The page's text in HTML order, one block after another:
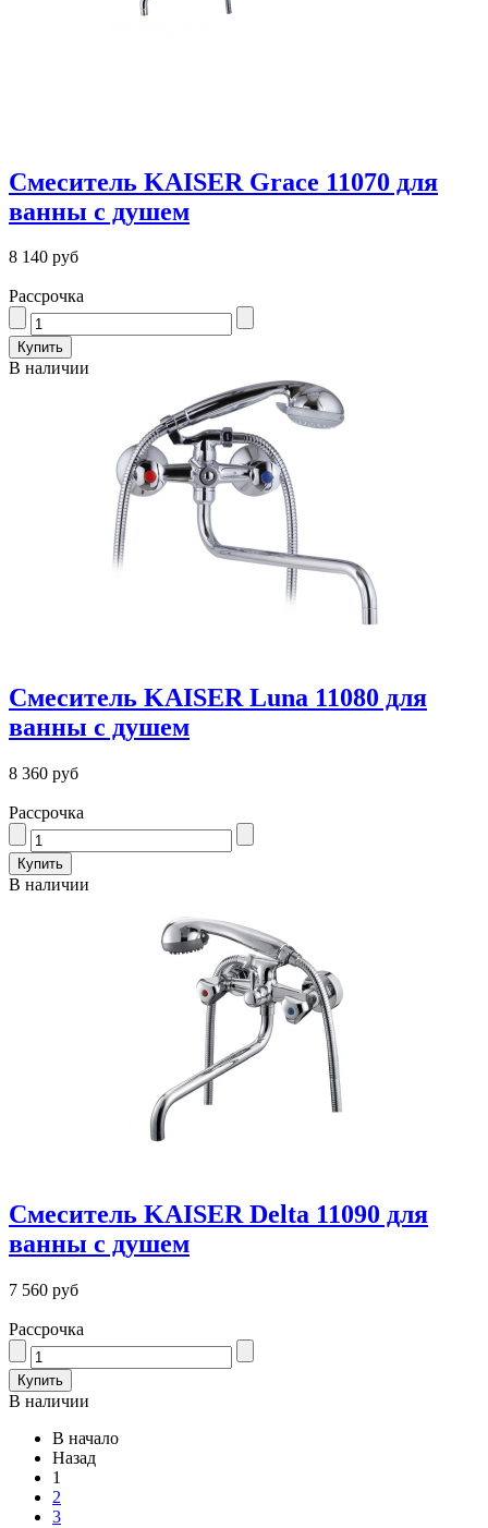
Смеситель KAISER Grace 11070 для
ванны с душем
8 140 руб
Рассрочка
В наличии
Смеситель KAISER Luna 11080 для
ванны с душем
8 360 руб
Рассрочка
В наличии
Смеситель KAISER Delta 11090 для
ванны с душем
7 560 руб
Рассрочка
В наличии
В начало
Назад
1
2
3